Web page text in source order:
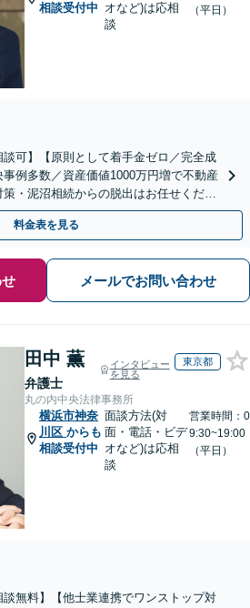
相談受付中 オなど)は応相
談
（平日）
談可】【原則として着手金ゼロ／完全成
例多数／資産価値1000万円増で不動産
・泥沼相続からの脱出はお任せくださ
応します
料金表を見る
メールでお問い合わせ
田中 薫
弁護士
インタビュー
を見る
東京都
丸の内中央法律事務所
横浜市神奈
川区 からも
相談受付中
面談方法(対
面・電話・ビデ
オなど)は応相
談
営業時間：0
9:30~19:00
（平日）
談無料】【他士業連携でワンストップ対